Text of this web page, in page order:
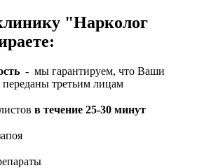
"Нарколог
- мы гарантируем, что Ваши
третьим лицам
в течение 25-30 минут